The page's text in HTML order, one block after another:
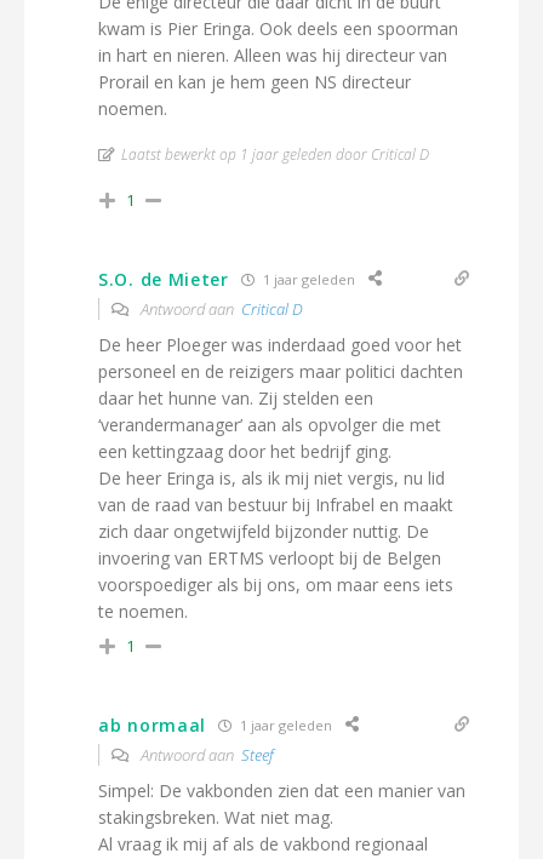
kwam is Pier Eringa. Ook deels een spoorman
in hart en nieren. Alleen was hij directeur van
Prorail en kan je hem geen NS directeur
noemen.
Laatst bewerkt op 1 jaar geleden door Critical D
1
S.O. de Mieter 1 jaar geleden
Antwoord aan Critical D
De heer Ploeger was inderdaad goed voor het
personeel en de reizigers maar politici dachten
daar het hunne van. Zij stelden een
‘verandermanager’ aan als opvolger die met
een kettingzaag door het bedrijf ging.
De heer Eringa is, als ik mij niet vergis, nu lid
van de raad van bestuur bij Infrabel en maakt
zich daar ongetwijfeld bijzonder nuttig. De
invoering van ERTMS verloopt bij de Belgen
voorspoediger als bij ons, om maar eens iets
te noemen.
1
ab normaal 1 jaar geleden
Antwoord aan Steef
Simpel: De vakbonden zien dat een manier van
stakingsbreken. Wat niet mag.
Al vraag ik mij af als de vakbond regionaal